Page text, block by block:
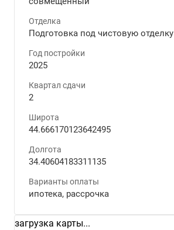
Отделка
Подготовка под чистовую отделку
Год постройки
2025
Квартал сдачи
2
Широта
44.666170123642495
Долгота
34.40604183311135
Варианты оплаты
ипотека, рассрочка
загрузка карты...